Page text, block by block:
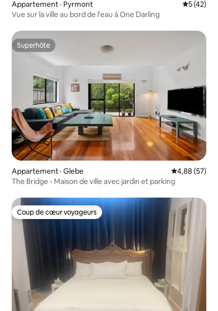
Appartement · Pyrmont Note
5 (42)
Vue sur la ville au bord de l'eau à One Darling
Superhôte
Superhôte
Appartement · Glebe Note
4,88 (57)
The Bridge - Maison de ville avec jardin et parking
Coup de cœur voyageurs
Coup de cœur voyageurs